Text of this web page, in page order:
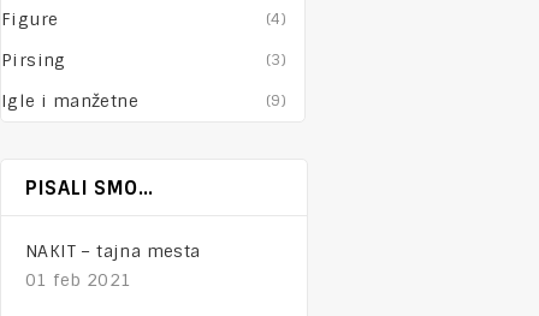
Figure (4)
Pirsing (3)
Igle i manžetne (9)
PISALI SMO…
NAKIT – tajna mesta
01 feb 2021